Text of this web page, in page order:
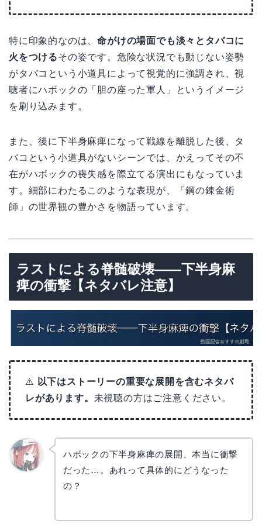
特に印象的なのは、命がけの場面でも淡々とタバコに
火をつけるその姿です。危険な状況でも動じない姿勢
がタバコという小道具によって視覚的に強調され、視
聴者にハボックの「胆の座った軍人」というイメージ
を刷り込みます。
また、後に下半身麻痺になって戦線を離脱した後、タ
バコという小道具がないシーンでは、かえってその不
在がハボックの喪失感を際立てる演出にもなっていま
す。細部にわたるこのような表現が、「鋼の錬金術
師」の世界観の豊かさを物語っています。
ラストによる脊髄破壊——下半身麻
痺の衝撃【ネタバレ注意】
⚠️ 以下はストーリーの重要な展開を含むネタバ
レがあります。 未視聴の方はご注意ください。
ハボックの下半身麻痺の展開、本当に衝撃
だった…。あれって具体的にどうなった
の？